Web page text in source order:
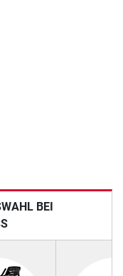
BEI E